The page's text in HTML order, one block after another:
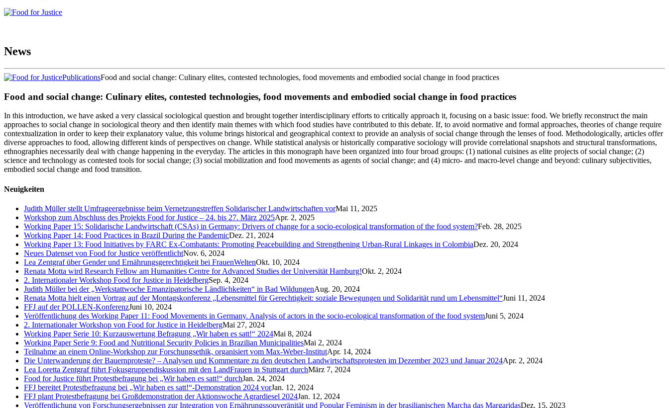
News
PublicationsFood and social change: Culinary elites, contested technologies, food movements and embodied social change in food practices
Food and social change: Culinary elites, contested technologies, food movements and embodied social change in food practices
In this introduction, we have asked a very classical sociological question and brought together interdisciplinary efforts to critically approach it, focusing on a basic issue: food. We briefly reconstruct the main
approaches to social change in sociological theory and then identify main themes with which food studies have contributed to this debate. If, to avoid normative and formal approaches, theories of change require
contextualization in order to keep their explanatory value, this volume brings historical and geographical context to provide an analysis of social change through the lenses of food. Methodologically, articles offer
diverse approaches to food, allowing different kinds of perspectives on change. While statistical analysis or historically comparative sociology will provide correlational snapshots and structural transformations,
ethnographies necessarily deal with change happening in the everyday. The articles in this monograph have been organized into four broad groups: (1) national cuisines as elite projects of social change; (2)
science and technology as contested tools for social change; (3) social mobilization and food movements as agents of social change; and (4) micro- and macro-level change and beyond: culinary subjectivities,
embodied social change and food transition.
Neuigkeiten
Judith Müller stellt Umfrageergebnisse beim Vernetzungstreffen Solidarischer Landwirtschaften vorMai 11, 2025
Workshop zum Abschluss des Projekts Food for Justice – 24. bis 27. März 2025Apr. 2, 2025
Working Paper 15: Solidarische Landwirtschaft (CSAs) in Germany: Drivers of change for a socio-ecological transformation of the food system?Feb. 28, 2025
Working Paper 14: Food Practices in Brazil During the PandemicDez. 21, 2024
Working Paper 13: Food Initiatives by FARC Ex-Combatants: Promoting Peacebuilding and Strengthening Urban-Rural Linkages in ColombiaDez. 20, 2024
Neues Datenset von Food for Justice veröffentlichtNov. 6, 2024
Lea Zentgraf über Gender und Ernährungsgerechtigkeit bei FrauenWeltenOkt. 10, 2024
Renata Motta wird Research Fellow am Humanities Centre for Advanced Studies der Universität Hamburg!Okt. 2, 2024
2. Internationaler Workshop Food for Justice in HeidelbergSep. 4, 2024
Judith Müller bei der „Werkstattwoche Emanzipatorische Ländlichkeiten“ in Bad WildungenAug. 20, 2024
Renata Motta hielt einen Vortrag auf der Montagskonferenz „Lebensmittel für Gerechtigkeit: soziale Bewegungen und Solidarität rund um Lebensmittel“Juni 11, 2024
FFJ auf der POLLEN-KonferenzJuni 10, 2024
Veröffentlichung des Working Paper 11: Food Movements in Germany. Analysis of actors in the socio-ecological transformation of the food systemJuni 5, 2024
2. Internationaler Workshop von Food for Justice in HeidelbergMai 27, 2024
Working Paper Serie 10: Kurzauswertung Befragung „Wir haben es satt!“ 2024Mai 8, 2024
Working Paper Serie 9: Food and Nutritional Security Policies in Brazilian MunicipalitiesMai 2, 2024
Teilnahme an einem Online-Workshop zur Forschungsethik, organisiert vom Max-Weber-InstitutApr. 14, 2024
Die Unterwanderung der Bauernproteste? – Analysen und Kommentare zu den deutschen Landwirtschaftsprotesten im Dezember 2023 und Januar 2024Apr. 2, 2024
Lea Loretta Zentgraf führt Fokusgruppendiskussion mit den LandFrauen in Stuttgart durchMärz 7, 2024
Food for Justice führt Protestbefragung bei „Wir haben es satt!“ durchJan. 24, 2024
FFJ bereitet Protestbefragung bei „Wir haben es satt!“-Demonstration 2024 vorJan. 12, 2024
FFJ plant Protestbefragung bei Großdemonstration der Aktionswoche Agrardiesel 2024Jan. 12, 2024
Veröffentlichung von Forschungsergebnissen zur Integration von Ernährungssouveränität und Popular Feminism in der brasilianischen Marcha das MargaridasDez. 15, 2023